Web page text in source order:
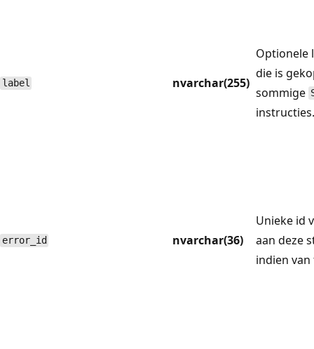
label nvarchar(255)
Optionele
die is
sommige
instructies.
error_id nvarchar(36)
Unieke id
aan deze
indien